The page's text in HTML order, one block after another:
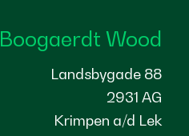
Boogaerdt Wood
Landsbygade 88
2931 AG
Krimpen a/d Lek